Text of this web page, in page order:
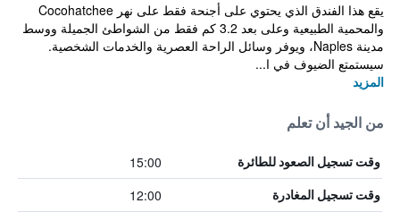
يقع هذا الفندق الذي يحتوي على أجنحة فقط على نهر Cocohatchee
والمحمية الطبيعية وعلى بعد 3.2 كم فقط من الشواطئ الجميلة ووسط
مدينة Naples، ويوفر وسائل الراحة العصرية والخدمات الشخصية.
سيستمتع الضيوف في ا...
المزيد
من الجيد أن تعلم
وقت تسجيل الصعود للطائرة 15:00
وقت تسجيل المغادرة 12:00